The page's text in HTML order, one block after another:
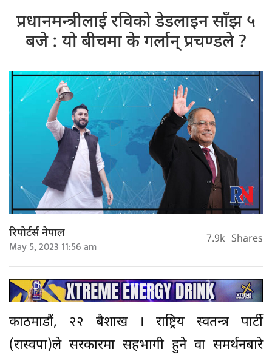
प्रधानमन्त्रीलाई रविको डेडलाइन साँझ ५
बजे : यो बीचमा के गर्लान् प्रचण्डले ?
रिपोर्टर्स नेपाल
May 5, 2023 11:56 am 7.9k Shares
काठमाडौं, २२ बैशाख । राष्ट्रिय स्वतन्त्र पार्टी
(रास्वपा)ले सरकारमा सहभागी हुने वा समर्थनबारे